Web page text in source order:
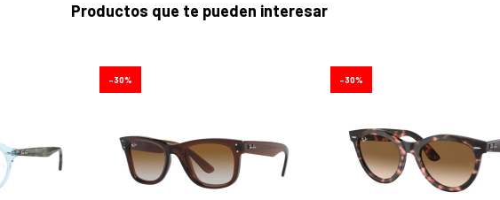
Productos que te pueden interesar
30 30